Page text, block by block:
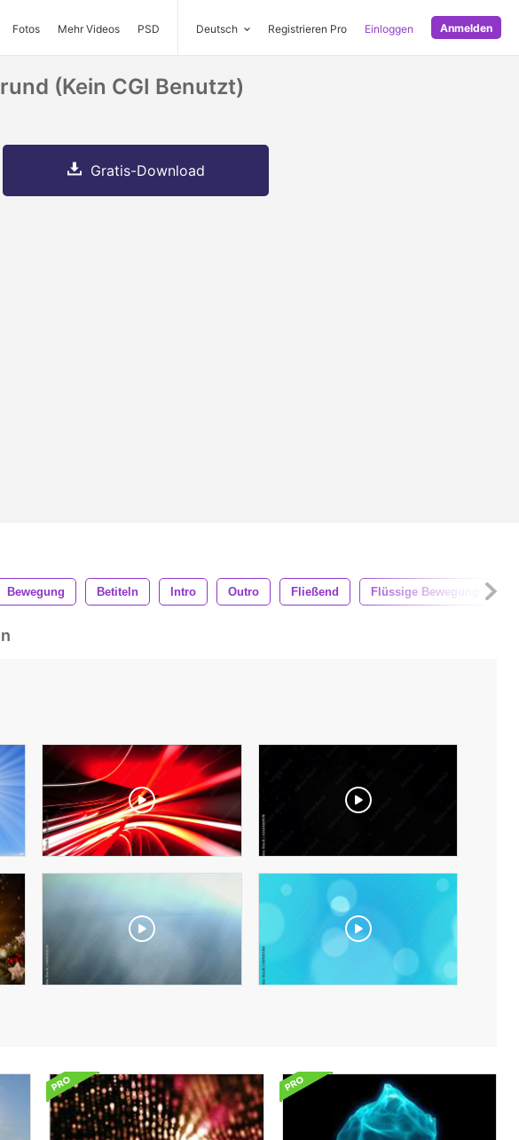
Fotos Mehr Videos PSD Deutsch Registrieren Pro Einloggen Anmelden
(kein CGI Benutzt)
Gratis-Download
Bewegung Betiteln Intro Outro Fließend Flüssige Bewegung